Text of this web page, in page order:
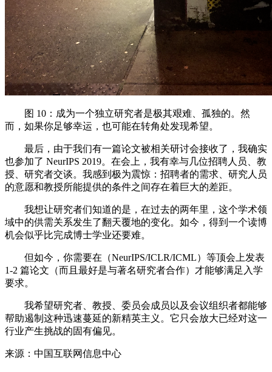
图 10：成为一个独立研究者是极其艰难、孤独的。然
而，如果你足够幸运，也可能在转角处发现希望。
最后，由于我们有一篇论文被相关研讨会接收了，我确实
也参加了 NeurIPS 2019。在会上，我有幸与几位招聘人员、教
授、研究者交谈。我感到极为震惊：招聘者的需求、研究人员
的意愿和教授所能提供的条件之间存在着巨大的差距。
我想让研究者们知道的是，在过去的两年里，这个学术领
域中的供需关系发生了翻天覆地的变化。如今，得到一个读博
机会似乎比完成博士学业还要难。
但如今，你需要在（NeurIPS/ICLR/ICML）等顶会上发表
1-2 篇论文（而且最好是与著名研究者合作）才能够满足入学
要求。
我希望研究者、教授、委员会成员以及会议组织者都能够
帮助遏制这种迅速蔓延的新精英主义。它只会放大已经对这一
行业产生挑战的固有偏见。
来源：中国互联网信息中心